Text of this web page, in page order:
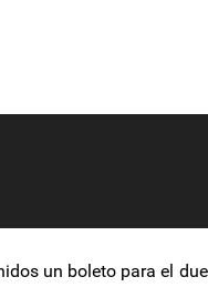
un boleto para el